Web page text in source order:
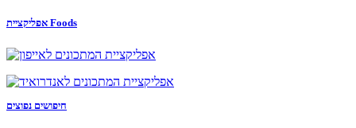
אפליקציית Foods
חיפושים נפוצים